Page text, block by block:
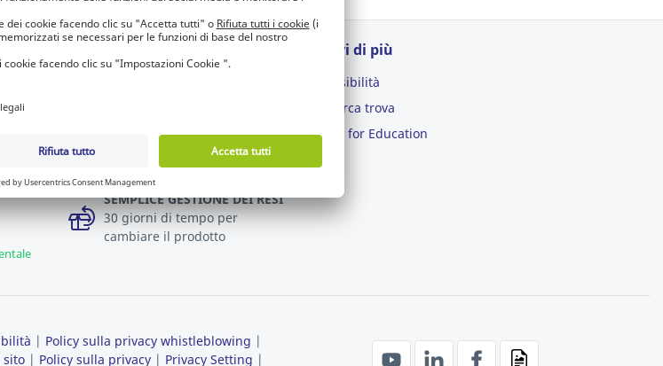
SEMPRE IN CONTATTO CON
NOI
CONSEGNA IN 24 ORE
per ogni ordine inserito entro
le h 17.00
SEMPLICE GESTIONE DEI RESI
30 giorni di tempo per
cambiare il prodotto
Scopri di più
Accessibilità
Chi cerca trova
Lyreco for Education
| Policy sulla privacy whistleblowing |
| Policy sulla privacy| Privacy Setting |